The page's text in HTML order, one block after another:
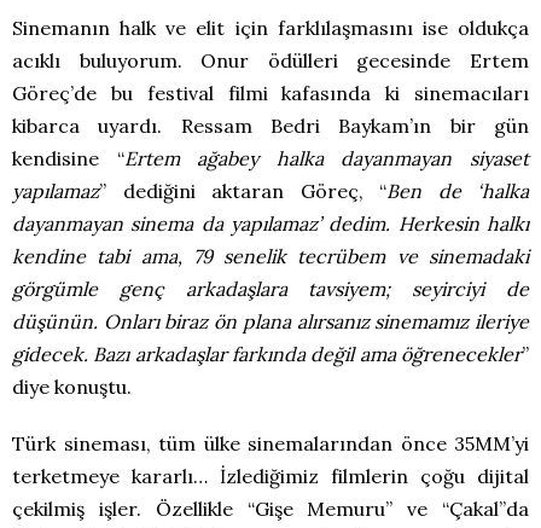
Sinemanın halk ve elit için farklılaşmasını ise oldukça
acıklı buluyorum. Onur ödülleri gecesinde Ertem
Göreç’de bu festival filmi kafasında ki sinemacıları
kibarca uyardı. Ressam Bedri Baykam’ın bir gün
kendisine “Ertem ağabey halka dayanmayan siyaset
yapılamaz” dediğini aktaran Göreç, “Ben de ‘halka
dayanmayan sinema da yapılamaz’ dedim. Herkesin halkı
kendine tabi ama, 79 senelik tecrübem ve sinemadaki
görgümle genç arkadaşlara tavsiyem; seyirciyi de
düşünün. Onları biraz ön plana alırsanız sinemamız ileriye
gidecek. Bazı arkadaşlar farkında değil ama öğrenecekler”
diye konuştu.
Türk sineması, tüm ülke sinemalarından önce 35MM’yi
terketmeye kararlı… İzlediğimiz filmlerin çoğu dijital
çekilmiş işler. Özellikle “Gişe Memuru” ve “Çakal”da